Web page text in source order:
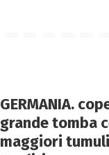
GERMANIA.
grande tomba
maggiori